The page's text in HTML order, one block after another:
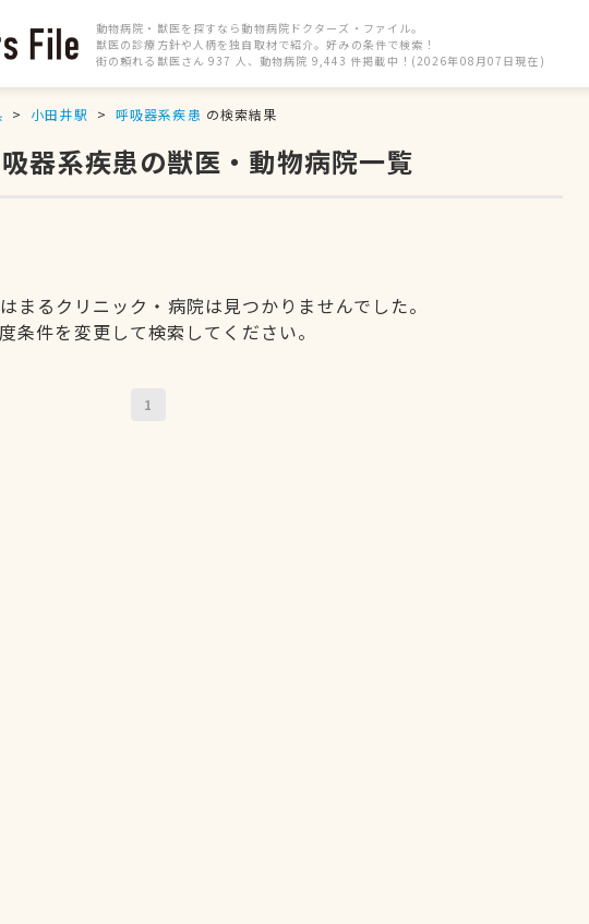
動物病院・獣医を探すなら動物病院ドクターズ・ファイル。
獣医の診療方針や人柄を独自取材で紹介。好みの条件で検索！
街の頼れる獣医さん 937 人、動物病院 9,443 件掲載中！(2026年08月07日現在)
小田井駅 呼吸器系疾患 の検索結果
器系疾患の獣医・動物病院一覧
まるクリニック・病院は見つかりませんでした。
条件を変更して検索してください。
1